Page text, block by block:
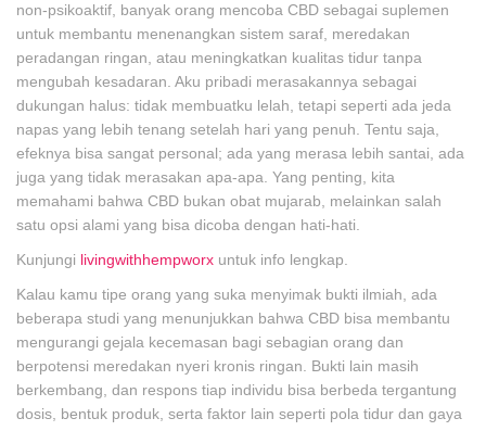
non-psikoaktif, banyak orang mencoba CBD sebagai suplemen
untuk membantu menenangkan sistem saraf, meredakan
peradangan ringan, atau meningkatkan kualitas tidur tanpa
mengubah kesadaran. Aku pribadi merasakannya sebagai
dukungan halus: tidak membuatku lelah, tetapi seperti ada jeda
napas yang lebih tenang setelah hari yang penuh. Tentu saja,
efeknya bisa sangat personal; ada yang merasa lebih santai, ada
juga yang tidak merasakan apa-apa. Yang penting, kita
memahami bahwa CBD bukan obat mujarab, melainkan salah
satu opsi alami yang bisa dicoba dengan hati-hati.
Kunjungi livingwithhempworx untuk info lengkap.
Kalau kamu tipe orang yang suka menyimak bukti ilmiah, ada
beberapa studi yang menunjukkan bahwa CBD bisa membantu
mengurangi gejala kecemasan bagi sebagian orang dan
berpotensi meredakan nyeri kronis ringan. Bukti lain masih
berkembang, dan respons tiap individu bisa berbeda tergantung
dosis, bentuk produk, serta faktor lain seperti pola tidur dan gaya